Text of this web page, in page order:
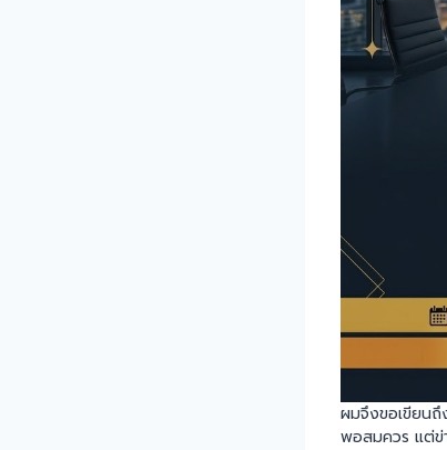
ผมจึงขอเขียนถึ
พอสมควร แต่ข่